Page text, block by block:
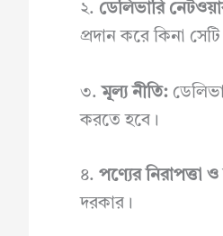
২. ডেলিভারি
প্রদান করে কিনা
৩.মূল্য নীতি:
করতে হবে।
৪. পণ্যের নিরাপত্তা
দরকার।